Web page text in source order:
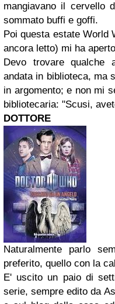
mangiavano il cervello
sommato buffi e goffi.
Poi questa estate World
ancora letto) mi ha
Devo trovare qualche
andata in biblioteca, ma
in argomento; e non mi
bibliotecaria: "Scusi,
DOTTORE
Naturalmente parlo
preferito, quello con la
E' uscito un paio di
serie, sempre edito da